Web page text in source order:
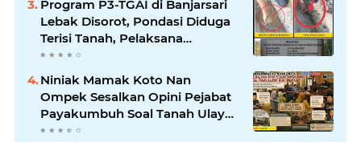
Program P3-TGAI di Banjarsari
Lebak Disorot, Pondasi Diduga
Terisi Tanah, Pelaksana
Terancam Sanksi Berat Hingga
Pidana
Niniak Mamak Koto Nan
Ompek Sesalkan Opini Pejabat
Payakumbuh Soal Tanah Ulayat
Demi Jabatan